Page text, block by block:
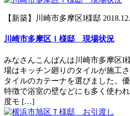
【新築】川崎市多摩区I様邸
川崎市多摩区Ｉ様邸 現場状況
みなさんこんばんは川崎市多摩区I
場はキッチン廻りのタイルが施工
タイルのカテーナを選びました。
特徴で浴室の壁などにも多く使わ
度モ […]